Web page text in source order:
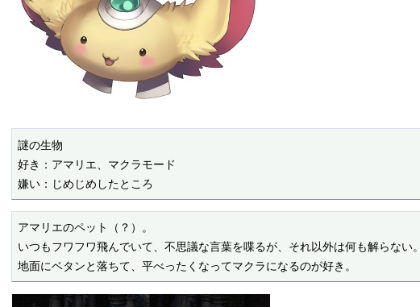
謎の生物
好き：アマリエ、マクラモード
嫌い：じめじめしたところ
アマリエのペット（？）。
いつもフワフワ飛んでいて、不思議な言葉を喋るが、それ以外は何も解らない。
地面にベタンと落ちて、平べったくなってマクラになるのが好き。